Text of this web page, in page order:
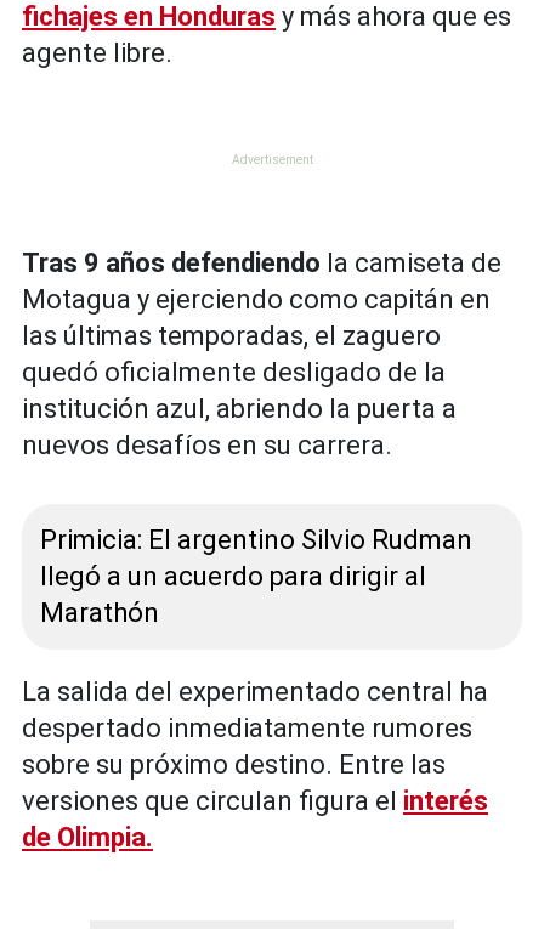
fichajes en Honduras y más ahora que es
agente libre.
Tras 9 años defendiendo la camiseta de
Motagua y ejerciendo como capitán en
las últimas temporadas, el zaguero
quedó oficialmente desligado de la
institución azul, abriendo la puerta a
nuevos desafíos en su carrera.
Primicia: El argentino Silvio Rudman
llegó a un acuerdo para dirigir al
Marathón
La salida del experimentado central ha
despertado inmediatamente rumores
sobre su próximo destino. Entre las
versiones que circulan figura el interés
de Olimpia.